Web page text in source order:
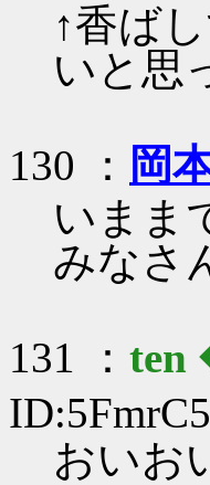
↑香ば
いと思
130 ： 岡
いまま
みなさ
131 ： ten
おいお